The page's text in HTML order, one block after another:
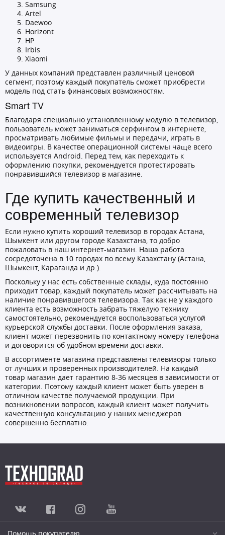
Samsung
Artel
Daewoo
Horizont
HP
Irbis
Xiaomi
У данных компаний представлен различный ценовой
сегмент, поэтому каждый покупатель сможет приобрести
модель под стать финансовых возможностям.
Smart TV
Благодаря специально установленному модулю в телевизор,
пользователь может заниматься серфингом в интернете,
просматривать любимые фильмы и передачи, играть в
видеоигры. В качестве операционной системы чаще всего
используется Android. Перед тем, как переходить к
оформлению покупки, рекомендуется протестировать
понравившийся телевизор в магазине.
Где купить качественный и
современный телевизор
Если нужно купить хороший телевизор в городах Астана,
Шымкент или другом городе Казахстана, то добро
пожаловать в наш интернет-магазин. Наша работа
сосредоточена в 10 городах по всему Казахстану (Астана,
Шымкент, Караганда и др.).
Поскольку у нас есть собственные склады, куда постоянно
приходит товар, каждый покупатель может рассчитывать на
наличие понравившегося телевизора. Так как не у каждого
клиента есть возможность забрать тяжелую технику
самостоятельно, рекомендуется воспользоваться услугой
курьерской службы доставки. После оформления заказа,
клиент может перезвонить по контактному номеру телефона
и договорится об удобном времени доставки.
В ассортименте магазина представлены телевизоры только
от лучших и проверенных производителей. На каждый
товар магазин дает гарантию 8-36 месяцев в зависимости от
категории. Поэтому каждый клиент может быть уверен в
отличном качестве получаемой продукции. При
возникновении вопросов, каждый клиент может получить
качественную консультацию у наших менеджеров
совершенно бесплатно.